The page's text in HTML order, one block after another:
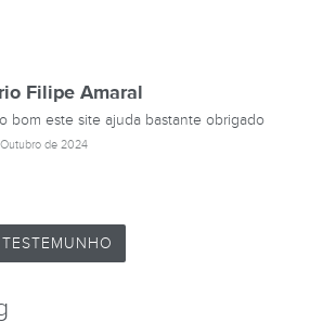
Filipe Amaral
bom este site ajuda bastante obrigado
de 2024